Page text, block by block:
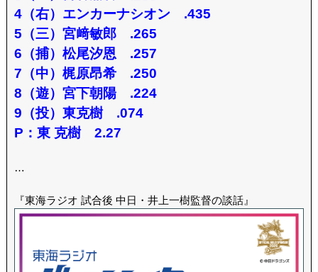
4（右）エンカーナシオン .435
5（三）宮﨑敏郎 .265
6（捕）松尾汐恩 .257
7（中）梶原昂希 .250
8（遊）宮下朝陽 .224
9（投）東克樹 .074
P：東 克樹 2.27
…
『東海ラジオ 試合後 中日・井上一樹監督の談話』